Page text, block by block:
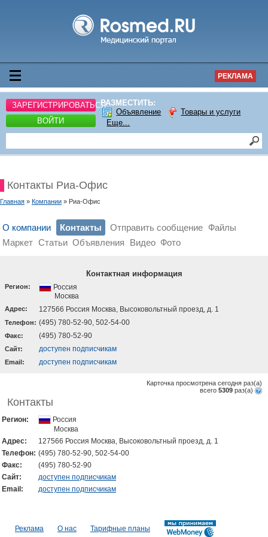
РЕКЛАМА
ЗАРЕГИСТРИРОВАТЬСЯ
ВОЙТИ
РАЗМЕСТИТЬ:
Объявление
Товары и услуги
Еще...
Контакты Риа-Офис
Главная » Компании » Риа-Офис
О компании Контакты Отправить сообщение Файлы
Маркет Статьи Объявления Видео Фото
Контактная информация
Регион:
Россия
Москва
Адрес: 127566 Россия Москва, Высоковольтный проезд, д. 1
Телефон: (495) 780-52-90, 502-54-00
Факс: (495) 780-52-90
Cайт: доступен подписчикам
Email: доступен подписчикам
Карточка просмотрена сегодня раз(a)
всего 5309 раз(a)
Контакты
Регион:
Россия
Москва
Адрес:
127566 Россия Москва, Высоковольтный проезд, д. 1
Телефон: (495) 780-52-90, 502-54-00
Факс:
(495) 780-52-90
Cайт:
доступен подписчикам
Email:
доступен подписчикам
Реклама О нас Тарифные планы